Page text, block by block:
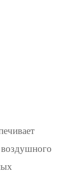
воздушного